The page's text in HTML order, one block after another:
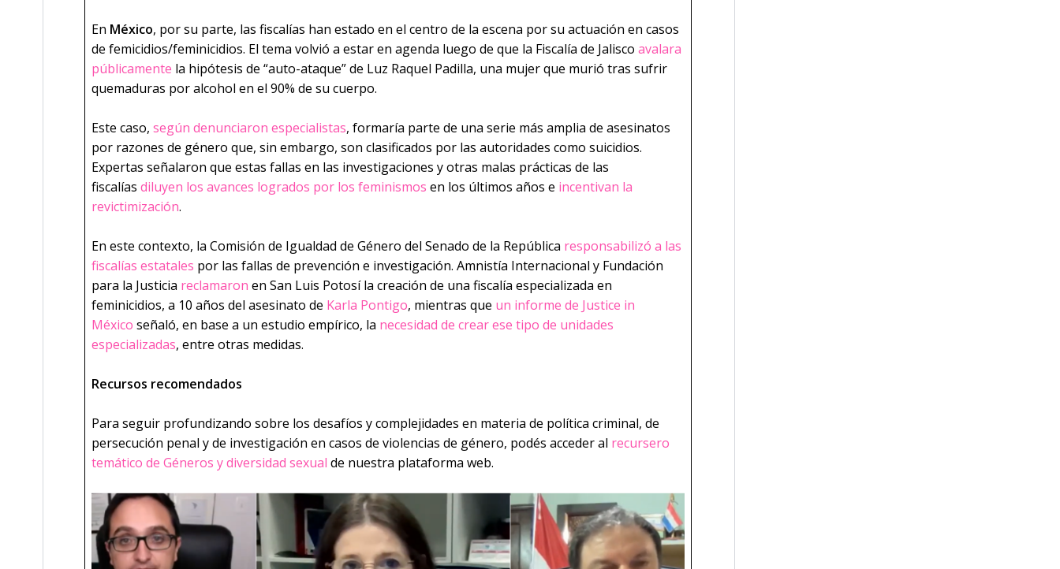
En México, por su parte, las fiscalías han estado en el centro de la escena por su actuación en casos
de femicidios/feminicidios. El tema volvió a estar en agenda luego de que la Fiscalía de Jaliscoavalara
públicamente la hipótesis de “auto-ataque” de Luz Raquel Padilla, una mujer que murió tras sufrir
quemaduras por alcohol en el 90% de su cuerpo.
Este caso,según denunciaron especialistas, formaría parte de una serie más amplia de asesinatos
por razones de género que, sin embargo, son clasificados por las autoridades como suicidios.
Expertas señalaron que estas fallas en las investigaciones y otras malas prácticas de las
fiscalíasdiluyen los avances logrados por los feminismos en los últimos años e incentivan la
revictimización.
En este contexto, la Comisión de Igualdad de Género del Senado de la República responsabilizó a las
fiscalías estatales por las fallas de prevención e investigación. Amnistía Internacional y Fundación
para la Justicia reclamaronen San Luis Potosí la creación de una fiscalía especializada en
feminicidios, a 10 años del asesinato de Karla Pontigo, mientras que un informe de Justice in
México señaló, en base a un estudio empírico, la necesidad de crear ese tipo de unidades
especializadas, entre otras medidas.
Recursos recomendados
Para seguir profundizando sobre los desafíos y complejidades en materia de política criminal, de
persecución penal y de investigación en casos de violencias de género, podés acceder al recursero
temático de Géneros y diversidad sexual de nuestra plataforma web. ­­